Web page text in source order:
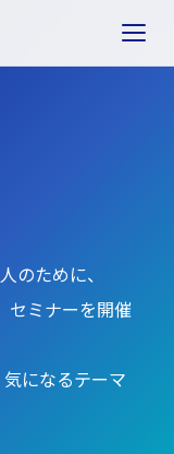
のために、
セミナーを開催
になるテーマ